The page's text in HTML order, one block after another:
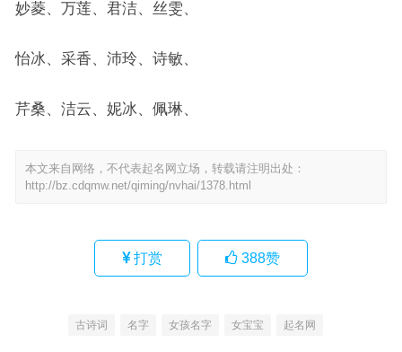
妙菱、万莲、君洁、丝雯、
怡冰、采香、沛玲、诗敏、
芹桑、洁云、妮冰、佩琳、
本文来自网络，不代表起名网立场，转载请注明出处：
http://bz.cdqmw.net/qiming/nvhai/1378.html
打赏 388赞
古诗词 名字 女孩名字 女宝宝 起名网